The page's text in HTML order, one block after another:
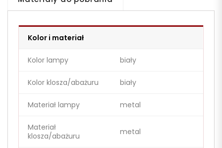
Kolor i materiał
Kolor lampy biały
Kolor klosza/abażuru biały
Materiał lampy metal
Materiał
klosza/abażuru
metal